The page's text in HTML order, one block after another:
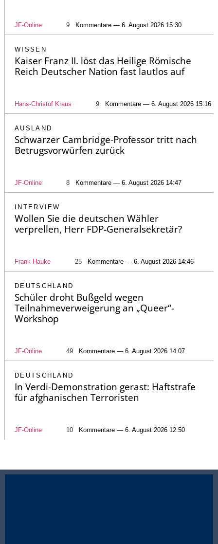
JF-Online 9 Kommentare — 6. August 2026 15:30
WISSEN
Kaiser Franz II. löst das Heilige Römische
Reich Deutscher Nation fast lautlos auf
Hans-Christof Kraus 9 Kommentare — 6. August 2026 15:16
AUSLAND
Schwarzer Cambridge-Professor tritt nach
Betrugsvorwürfen zurück
JF-Online 8 Kommentare — 6. August 2026 14:47
INTERVIEW
Wollen Sie die deutschen Wähler
verprellen, Herr FDP-Generalsekretär?
Frank Hauke 25 Kommentare — 6. August 2026 14:46
DEUTSCHLAND
Schüler droht Bußgeld wegen
Teilnahmeverweigerung an „Queer“-
Workshop
JF-Online 49 Kommentare — 6. August 2026 14:07
DEUTSCHLAND
In Verdi-Demonstration gerast: Haftstrafe
für afghanischen Terroristen
JF-Online 10 Kommentare — 6. August 2026 12:50